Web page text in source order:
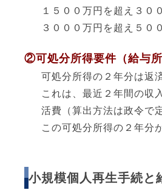
１５００万円を超え３０
３０００万円を超え５０
②可処分所得要件（給与
可処分所得の２年分は返
これは、最近２年間の収
活費（算出方法は政令で
この可処分所得の２年分
小規模個人再生手続と